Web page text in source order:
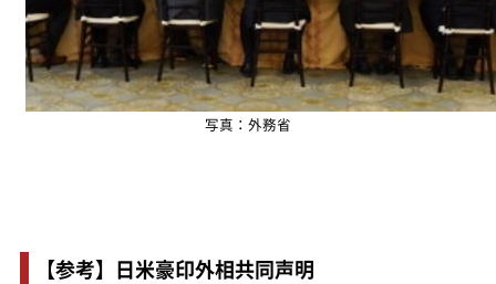
写真：外務省
【参考】日米豪印外相共同声明